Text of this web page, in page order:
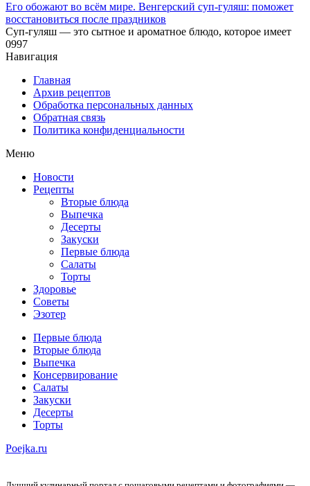
Его обожают во всём мире. Венгерский суп-гуляш: поможет
восстановиться после праздников
Суп-гуляш — это сытное и ароматное блюдо, которое имеет
0997
Навигация
Главная
Архив рецептов
Обработка персональных данных
Обратная связь
Политика конфиденциальности
Меню
Новости
Рецепты
Вторые блюда
Выпечка
Десерты
Закуски
Первые блюда
Салаты
Торты
Здоровье
Советы
Эзотер
Первые блюда
Вторые блюда
Выпечка
Консервирование
Салаты
Закуски
Десерты
Торты
Poejka.ru